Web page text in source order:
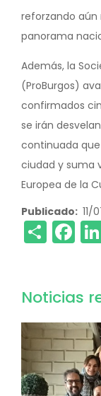
reforzando aún
panorama
Además, la
(ProBurgos)
confirmados
se irán
continuada
ciudad y suma
Europea de la
Publicado 11/
Noticias